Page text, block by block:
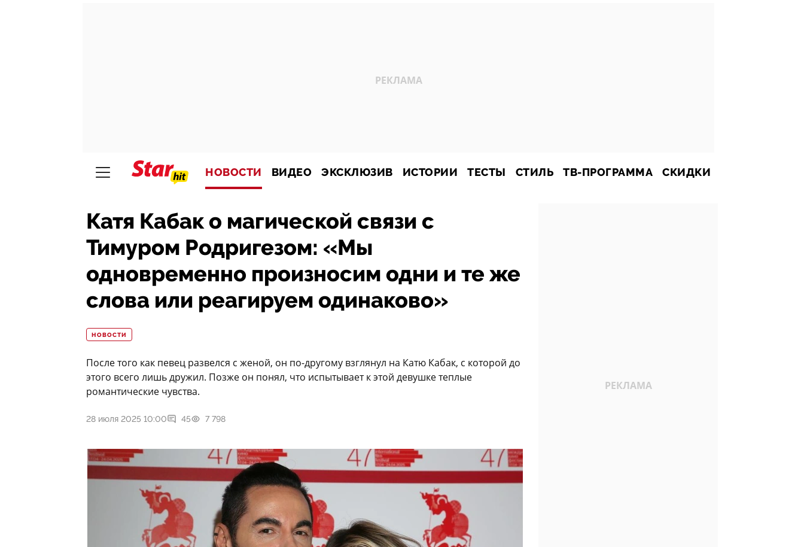
НОВОСТИ ВИДЕО ЭКСКЛЮЗИВ ИСТОРИИ ТЕСТЫ СТИЛЬ ТВ-ПРОГРАММА СКИДКИ
Катя Кабак о магической связи с
Тимуром Родригезом: «Мы
одновременно произносим одни и те же
слова или реагируем одинаково»
НОВОСТИ
После того как певец развелся с женой, он по-другому взглянул на Катю Кабак, с которой до
этого всего лишь дружил. Позже он понял, что испытывает к этой девушке теплые
романтические чувства.
28 июля 2025 10:00 45 7 798